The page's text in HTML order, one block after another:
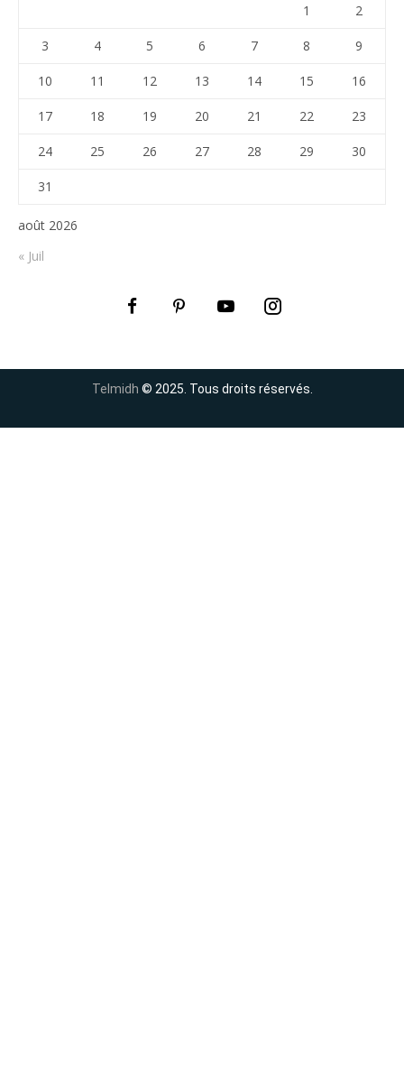
août 2026
1
2
3 4 5 6 7 8 9
10 11 12 13 14 15 16
17 18 19 20 21 22 23
24 25 26 27 28 29 30
31
« Juil
Telmidh © 2025. Tous droits réservés.